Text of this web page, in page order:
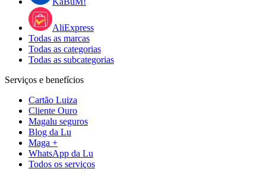
AliExpress
Todas as marcas
Todas as categorias
Todas as subcategorias
Serviços e benefícios
Cartão Luiza
Cliente Ouro
Magalu seguros
Blog da Lu
Maga +
WhatsApp da Lu
Todos os serviços